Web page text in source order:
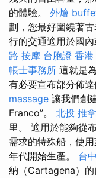
的體驗。 外燴
劃，您最好圍繞著
行的交通適用於國
路 按摩 台胞證 香港
帳士事務所 這就是
有必要宣布部分佈達
massage 讓我們創
Franco”。 北投 推拿
里。 適用於能夠從
需求的特殊船，使
年代開始生產。 台
納（Cartagena）的